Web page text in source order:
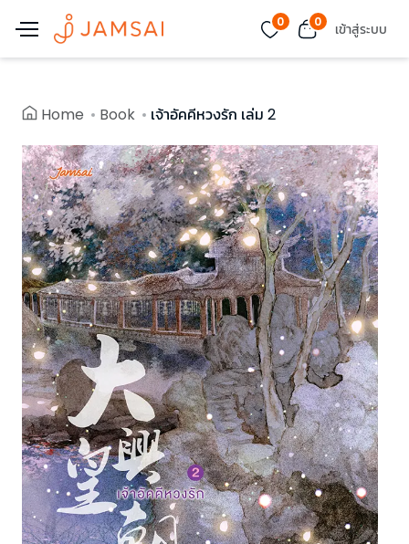
0 0 เข้าสู่ระบบ
Home Book เจ้าอัคคีหวงรัก เล่ม 2